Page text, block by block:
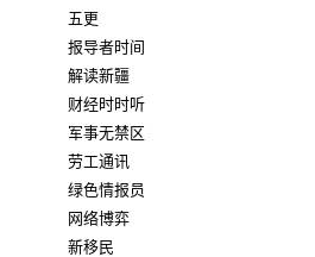
五更
报导者时间
解读新疆
财经时时听
军事无禁区
劳工通讯
绿色情报员
网络博弈
新移民